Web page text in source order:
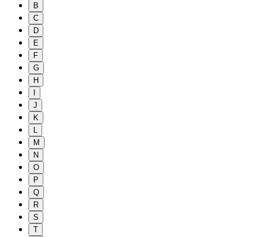
B
C
D
E
F
G
H
J
K
L
M
N
O
P
Q
R
S
T